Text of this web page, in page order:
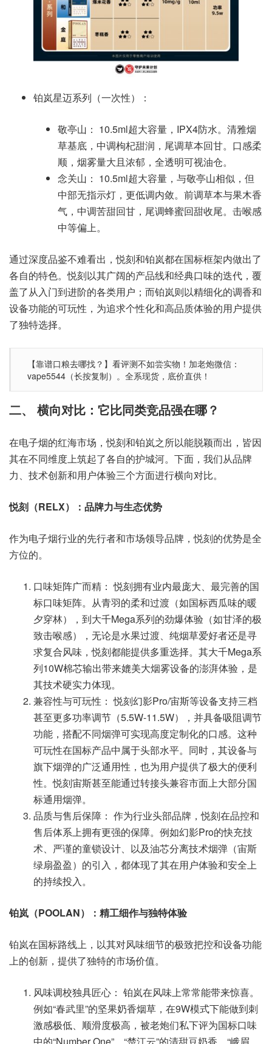
铂岚星迈系列（一次性）：
敬亭山： 10.5ml超大容量，IPX4防水。清雅烟
草基底，中调枸杞甜润，尾调草本回甘。口感柔
顺，烟雾量大且浓郁，全透明可视油仓。
念关山： 10.5ml超大容量，与敬亭山相似，但
中部无指示灯，更低调内敛。前调草本与果木香
气，中调苦甜回甘，尾调蜂蜜回甜收尾。击喉感
中等偏上。
通过深度品鉴不难看出，悦刻和铂岚都在国标框架内做出了
各自的特色。悦刻以其广阔的产品线和经典口味的迭代，覆
盖了从入门到进阶的各类用户；而铂岚则以精细化的调香和
设备功能的可玩性，为追求个性化和高品质体验的用户提供
了独特选择。
【靠谱口粮去哪找？】看评测不如尝实物！加老炮微信：
vape5544（长按复制）。全系现货，底价直供！
二、 横向对比：它比同类竞品强在哪？
在电子烟的红海市场，悦刻和铂岚之所以能脱颖而出，皆因
其在不同维度上筑起了各自的护城河。下面，我们从品牌
力、技术创新和用户体验三个方面进行横向对比。
悦刻（RELX）：品牌力与生态优势
作为电子烟行业的先行者和市场领导品牌，悦刻的优势是全
方位的。
口味矩阵广而精： 悦刻拥有业内最庞大、最完善的国
标口味矩阵。从青羽的柔和过渡（如国标西瓜味的暖
夕穿林），到大千Mega系列的劲爆体验（如甘泽的极
致击喉感），无论是水果过渡、纯烟草爱好者还是寻
求复合风味，悦刻都能提供多重选择。其大千Mega系
列10W棉芯输出带来媲美大烟雾设备的澎湃体验，是
其技术硬实力体现。
兼容性与可玩性： 悦刻幻影Pro/宙斯等设备支持三档
甚至更多功率调节（5.5W-11.5W），并具备吸阻调节
功能，搭配不同烟弹可实现高度定制化的口感。这种
可玩性在国标产品中属于头部水平。同时，其设备与
旗下烟弹的广泛通用性，也为用户提供了极大的便利
性。悦刻宙斯甚至能通过转接头兼容市面上大部分国
标通用烟弹。
品质与售后保障： 作为行业头部品牌，悦刻在品控和
售后体系上拥有更强的保障。例如幻影Pro的快充技
术、严谨的童锁设计、以及油芯分离技术烟弹（宙斯
绿扇盈盈）的引入，都体现了其在用户体验和安全上
的持续投入。
铂岚（POOLAN）：精工细作与独特体验
铂岚在国标路线上，以其对风味细节的极致把控和设备功能
上的创新，提供了独特的市场价值。
风味调校独具匠心： 铂岚在风味上常常能带来惊喜。
例如“春武里”的坚果奶香烟草，在9W模式下能做到刺
激感极低、顺滑度极高，被老炮们私下评为国标口味
中的“Number One”。“楚江云”的清甜豆奶香、“峨眉